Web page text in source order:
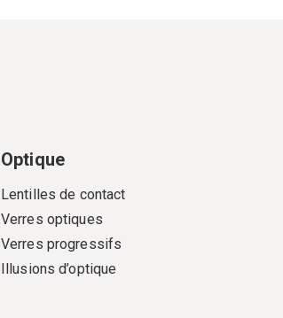
Optique
Lentilles de contact
Verres optiques
Verres progressifs
Illusions d’optique